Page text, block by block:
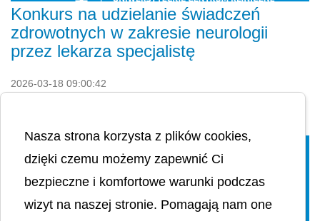
Konkurs na udzielanie świadczeń
zdrowotnych w zakresie neurologii
przez lekarza specjalistę
2026-03-18 09:00:42
Nasza strona korzysta z plików cookies,
dzięki czemu możemy zapewnić Ci
bezpieczne i komfortowe warunki podczas
wizyt na naszej stronie. Pomagają nam one